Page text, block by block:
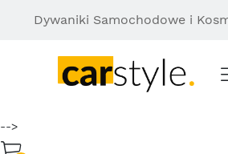
Dywaniki Samochodowe i
-->